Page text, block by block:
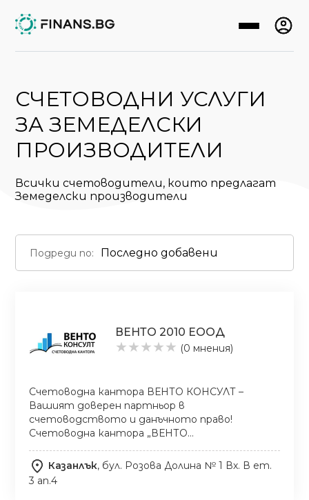
СЧЕТОВОДНИ УСЛУГИ
ЗА ЗЕМЕДЕЛСКИ
ПРОИЗВОДИТЕЛИ
Всички счетоводители, които предлагат
Земеделски производители
Подреди по:
ВЕНТО 2010 ЕООД
★★★★★ (0 мнения)
Счетоводна кантора ВЕНТО КОНСУЛТ –
Вашият доверен партньор в
счетоводството и данъчното право!
Счетоводна кантора „ВЕНТО…
Казанлък, бул. Розова Долина № 1 Вх. В ет.
3 ап.4